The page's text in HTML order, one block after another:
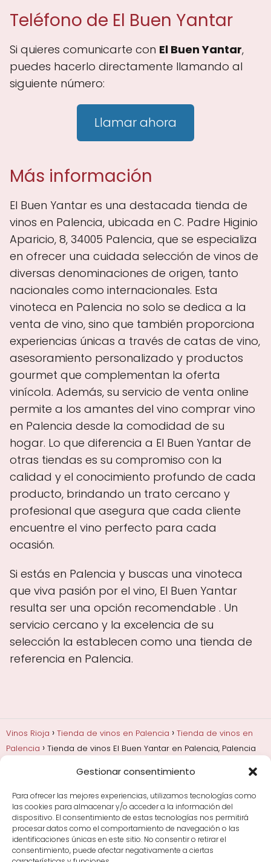
Gestionar consentimiento
Para ofrecer las mejores experiencias, utilizamos tecnologías como
las cookies para almacenar y/o acceder a la información del
dispositivo. El consentimiento de estas tecnologías nos permitirá
procesar datos como el comportamiento de navegación o las
identificaciones únicas en este sitio. No consentir o retirar el
consentimiento, puede afectar negativamente a ciertas
Teléfono de El Buen Yantar
Si quieres comunicarte con El Buen Yantar,
puedes hacerlo directamente llamando al
siguiente número:
Llamar ahora
Más información
El Buen Yantar es una destacada tienda de
vinos en Palencia, ubicada en C. Padre Higinio
Aparicio, 8, 34005 Palencia, que se especializa
en ofrecer una cuidada selección de vinos de
diversas denominaciones de origen, tanto
nacionales como internacionales. Esta
vinoteca en Palencia no solo se dedica a la
venta de vino, sino que también proporciona
experiencias únicas a través de catas de vino,
asesoramiento personalizado y productos
gourmet que complementan la oferta
vinícola. Además, su servicio de venta online
permite a los amantes del vino comprar vino
en Palencia desde la comodidad de su
hogar. Lo que diferencia a El Buen Yantar de
otras tiendas es su compromiso con la
calidad y el conocimiento profundo de cada
producto, brindando un trato cercano y
profesional que asegura que cada cliente
encuentre el vino perfecto para cada
ocasión.
Si estás en Palencia y buscas una vinoteca
que viva pasión por el vino, El Buen Yantar
resulta ser una opción recomendable . Un
servicio cercano y la excelencia de su
selección la establecen como una tienda de
referencia en Palencia.
Vinos Rioja Tienda de vinos en Palencia
Tienda de vinos en
Palencia
Tienda de vinos El Buen Yantar en Palencia, Palencia
Añadas, crianza y guarda
Bodegas y marcas de
Comprar vino
Rioja y guías de regalo
Cultura del vino y
curiosidades
Enoturismo en Rioja
Maridajes y vino en la mesa
Tiendas de vino por